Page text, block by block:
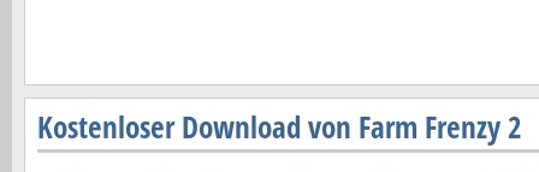
Kostenloser Download von Farm Frenzy 2